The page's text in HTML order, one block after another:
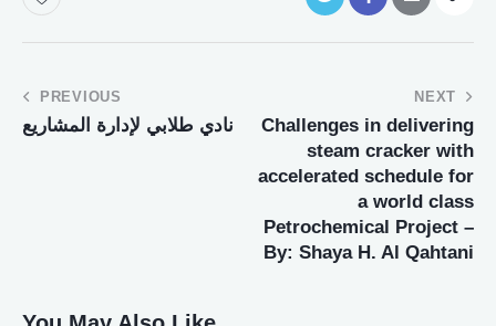
PREVIOUS
نادي طلابي لإدارة المشاريع
NEXT
Challenges in delivering
steam cracker with
accelerated schedule for
a world class
Petrochemical Project –
By: Shaya H. Al Qahtani